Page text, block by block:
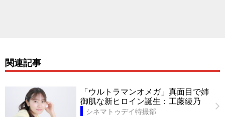
関連記事
「ウルトラマンオメガ」真面目で姉
御肌な新ヒロイン誕生：工藤綾乃
シネマトゥデイ特撮部